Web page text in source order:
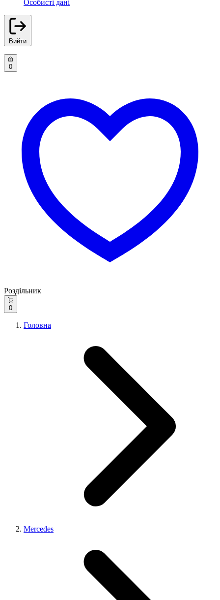
Особисті дані
Вийти
0
Роздільник
0
Головна
Mercedes